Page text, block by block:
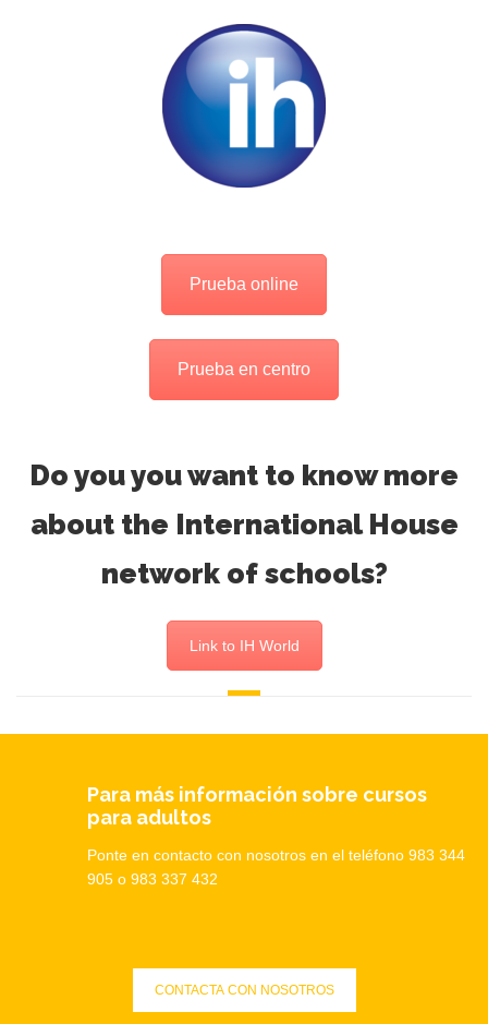
Prueba online
Prueba en centro
Do you you want to know more
about the International House
network of schools?
Link to IH World
Para más información sobre cursos
para adultos
Ponte en contacto con nosotros en el teléfono 983 344
905 o 983 337 432
CONTACTA CON NOSOTROS